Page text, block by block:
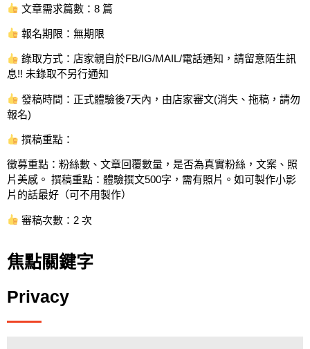
文章需求篇數：8 篇
報名期限：無期限
錄取方式：店家親自於FB/IG/MAIL/電話通知，請留意陌生訊
息!! 未錄取不另行通知
發稿時間：正式體驗後7天內，由店家審文(消失、拖稿，請勿
報名)
撰稿重點：
徵募重點：粉絲數、文章回覆數量，是否為真實粉絲，文案、照
片美感。 撰稿重點：體驗撰文500字，需有照片。如可製作小影
片的話最好（可不用製作）
審稿次數：2 次
焦點關鍵字
Privacy